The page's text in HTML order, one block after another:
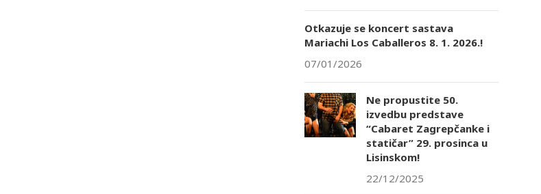
Otkazuje se koncert sastava
Mariachi Los Caballeros 8. 1. 2026.!
07/01/2026
Ne propustite 50.
izvedbu predstave
“Cabaret Zagrepčanke i
statičar” 29. prosinca u
Lisinskom!
22/12/2025